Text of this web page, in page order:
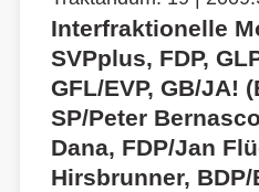
Interfraktionelle
SVPplus, FDP,
GFL/EVP, GB/JA!
SP/Peter
Dana, FDP/Jan
Hirsbrunner,